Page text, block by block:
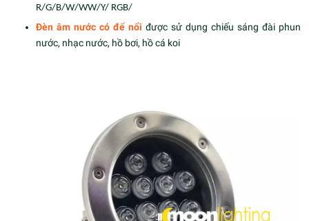
R/G/B/W/WW/Y/ RGB/
Đèn âm nước có đế nổi được sử dụng chiếu sáng đài phun
nước, nhạc nước, hồ bơi, hồ cá koi